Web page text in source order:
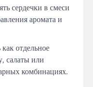
сердечки в смеси
аромата и
отдельное
салаты или
комбинациях.